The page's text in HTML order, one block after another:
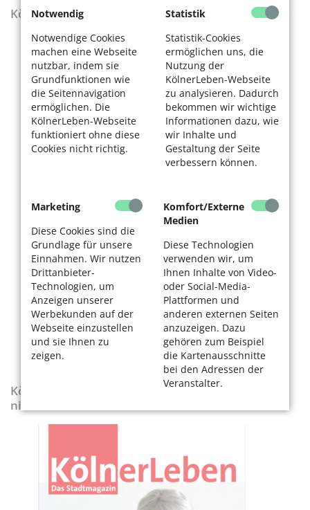
Notwendig
Notwendige Cookies
machen eine Webseite
nutzbar, indem sie
Grundfunktionen wie
die Seitennavigation
ermöglichen. Die
KölnerLeben-Webseite
funktioniert ohne diese
Cookies nicht richtig.
Statistik
Statistik-Cookies
ermöglichen uns, die
Nutzung der
KölnerLeben-Webseite
zu analysieren. Dadurch
bekommen wir wichtige
Informationen dazu, wie
wir Inhalte und
Gestaltung der Seite
verbessern können.
Marketing
Diese Cookies sind die
Grundlage für unsere
Einnahmen. Wir nutzen
Drittanbieter-
Technologien, um
Anzeigen unserer
Werbekunden auf der
Webseite einzustellen
und sie Ihnen zu
zeigen.
Komfort/Externe
Medien
Diese Technologien
verwenden wir, um
Ihnen Inhalte von Video-
oder Social-Media-
Plattformen und
anderen externen Seiten
anzuzeigen. Dazu
gehören zum Beispiel
die Kartenausschnitte
bei den Adressen der
Veranstalter.
KölnerLeben Sommer 2026
KölnerLeben-Sonderausgabe „Wenn die Rente
nicht reicht“